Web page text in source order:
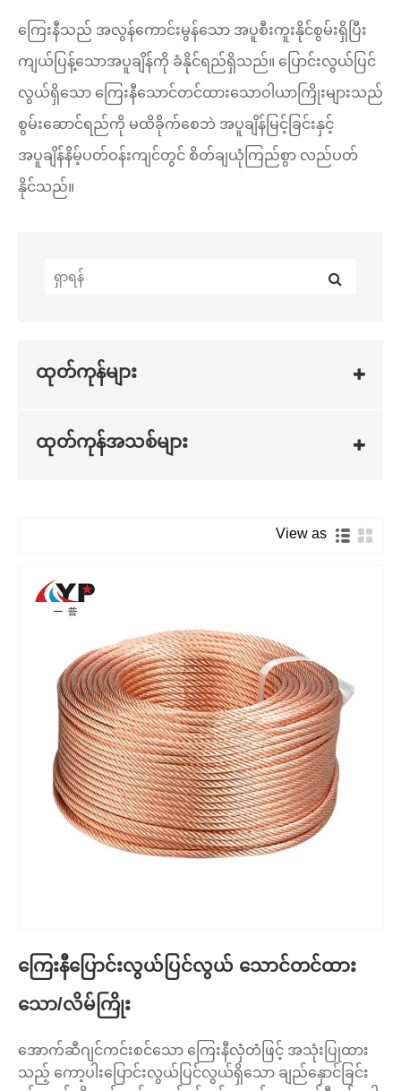
ကြေးနီသည် အလွန်ကောင်းမွန်သော အပူစီးကူးနိုင်စွမ်းရှိပြီး
ကျယ်ပြန့်သောအပူချိန်ကို ခံနိုင်ရည်ရှိသည်။ ပြောင်းလွယ်ပြင်
လွယ်ရှိသော ကြေးနီသောင်တင်ထားသောဝါယာကြိုးများသည်
စွမ်းဆောင်ရည်ကို မထိခိုက်စေဘဲ အပူချိန်မြင့်ခြင်းနှင့်
အပူချိန်နိမ့်ပတ်ဝန်းကျင်တွင် စိတ်ချယုံကြည်စွာ လည်ပတ်
နိုင်သည်။
ထုတ်ကုန်များ
ထုတ်ကုန်အသစ်များ
View as
ကြေးနီပြောင်းလွယ်ပြင်လွယ် သောင်တင်ထား
သော/လိမ်ကြိုး
အောက်ဆီဂျင်ကင်းစင်သော ကြေးနီလှံတံဖြင့် အသုံးပြုထား
သည့် ကော့ပါးပြောင်းလွယ်ပြင်လွယ်ရှိသော ချည်နှောင်ခြင်း